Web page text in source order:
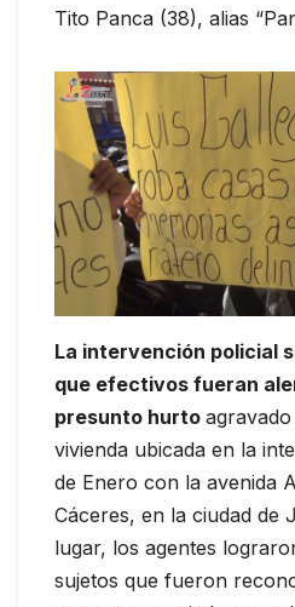
Tito Panca (38), alias
La intervención policial
que efectivos fueran
presunto hurto
vivienda ubicada en la
de Enero con la avenida
Cáceres, en la ciudad de
lugar, los agentes
sujetos que fueron